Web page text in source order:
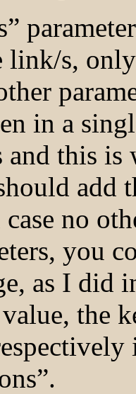
link/s,
in a
and this is
add
no
you
as I did
the